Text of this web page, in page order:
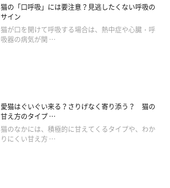
猫の「口呼吸」には要注意？見逃したくない呼吸の
サイン
猫が口を開けて呼吸する場合は、熱中症や心臓・呼
吸器の病気が関 …
愛猫はぐいぐい来る？さりげなく寄り添う？ 猫の
甘え方のタイプ …
猫のなかには、積極的に甘えてくるタイプや、わか
りにくい甘え方 …